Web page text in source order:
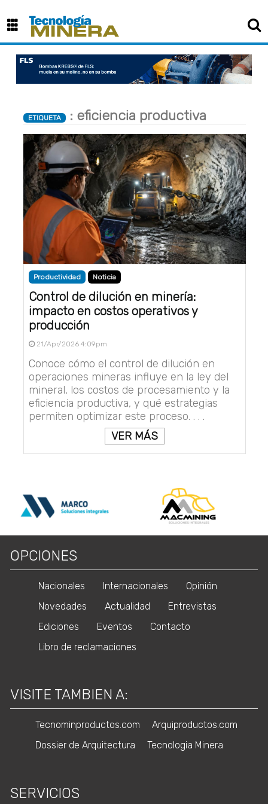
ETIQUETA : eficiencia productiva
Productividad Noticia
Control de dilución en minería:
impacto en costos operativos y
producción
21/Apr/2026 4:09pm
Conoce cómo el control de dilución en
operaciones mineras influye en la ley del
mineral, los costos de procesamiento y la
eficiencia productiva, y qué estrategias
permiten optimizar este proceso. . . .
VER MÁS
OPCIONES
Nacionales Internacionales
Opinión
Novedades
Actualidad
Entrevistas
Ediciones
Eventos
Contacto
Libro de reclamaciones
VISITE TAMBIEN A:
Tecnominproductos.com
Arquiproductos.com
Dossier de Arquitectura
Tecnologia Minera
SERVICIOS